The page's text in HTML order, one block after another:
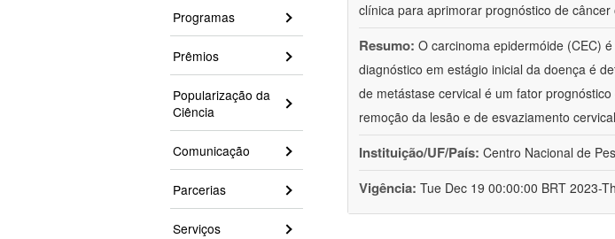
Programas
Prêmios
Popularização da
Ciência
Comunicação
Parcerias
Serviços
clínica para aprimorar prognóstico de câncer
Resumo: O carcinoma epidermóide (CEC)
diagnóstico em estágio inicial da doença é
de metástase cervical é um fator
remoção da lesão e de esvaziamento
Instituição/UF/País: Centro Nacional de
Vigência: Tue Dec 19 00:00:00 BRT 2023-